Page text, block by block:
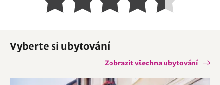
Vyberte si ubytování
Zobrazit všechna ubytování